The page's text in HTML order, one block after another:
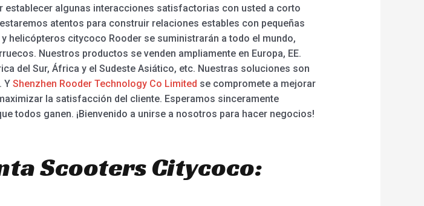
algunas interacciones satisfactorias con usted a corto
atentos para construir relaciones estables con pequeñas
helicópteros citycoco Rooder se suministrarán a todo el mundo,
Nuestros productos se venden ampliamente en Europa, EE.
del Sur, África y el Sudeste Asiático, etc. Nuestras soluciones son
Y Shenzhen Rooder Technology Co Limited se compromete a mejorar
la satisfacción del cliente. Esperamos sinceramente
todos ganen. ¡Bienvenido a unirse a nosotros para hacer negocios!
Scooters Citycoco: